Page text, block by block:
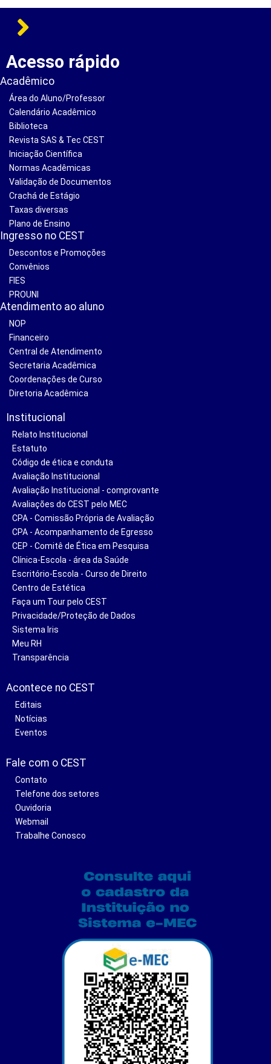
Acesso rápido
Acadêmico
Área do Aluno/Professor
Calendário Acadêmico
Biblioteca
Revista SAS & Tec CEST
Iniciação Científica
Normas Acadêmicas
Validação de Documentos
Crachá de Estágio
Taxas diversas
Plano de Ensino
Ingresso no CEST
Descontos e Promoções
Convênios
FIES
PROUNI
Atendimento ao aluno
NOP
Financeiro
Central de Atendimento
Secretaria Acadêmica
Coordenações de Curso
Diretoria Acadêmica
Institucional
Relato Institucional
Estatuto
Código de ética e conduta
Avaliação Institucional
Avaliação Institucional - comprovante
Avaliações do CEST pelo MEC
CPA - Comissão Própria de Avaliação
CPA - Acompanhamento de Egresso
CEP - Comitê de Ética em Pesquisa
Clínica-Escola - área da Saúde
Escritório-Escola - Curso de Direito
Centro de Estética
Faça um Tour pelo CEST
Privacidade/Proteção de Dados
Sistema Iris
Meu RH
Transparência
Acontece no CEST
Editais
Notícias
Eventos
Fale com o CEST
Contato
Telefone dos setores
Ouvidoria
Webmail
Trabalhe Conosco